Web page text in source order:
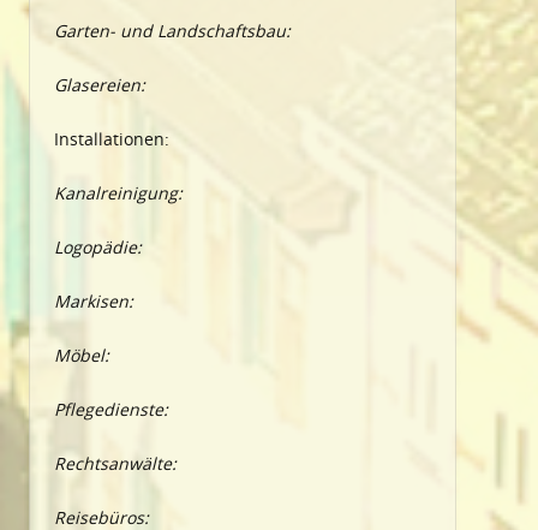
Garten- und Landschaftsbau:
Glasereien:
Installationen:
Kanalreinigung:
Logopädie:
Markisen:
Möbel:
Pflegedienste:
Rechtsanwälte:
Reisebüros: